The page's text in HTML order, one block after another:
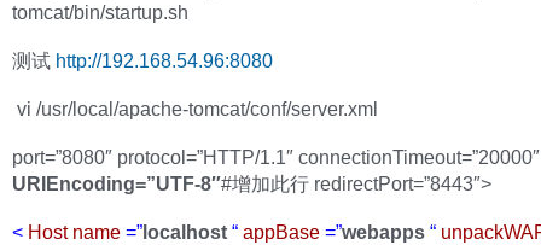
tomcat/bin/startup.sh
测试 http://192.168.54.96:8080
vi /usr/local/apache-tomcat/conf/server.xml
port=”8080″ protocol=”HTTP/1.1″ connectionTimeout=”20000″
URIEncoding=”UTF-8″#增加此行 redirectPort=”8443″>
< Host name =”localhost “ appBase =”webapps “